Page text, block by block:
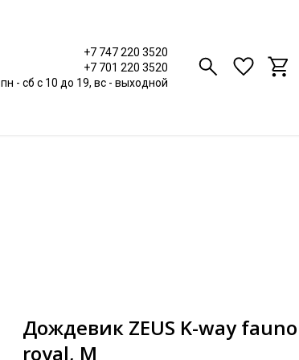
+7 747 220 3520
+7 701 220 3520
пн - сб c 10 до 19, вс - выходной
Дождевик ZEUS K-way
royal, M